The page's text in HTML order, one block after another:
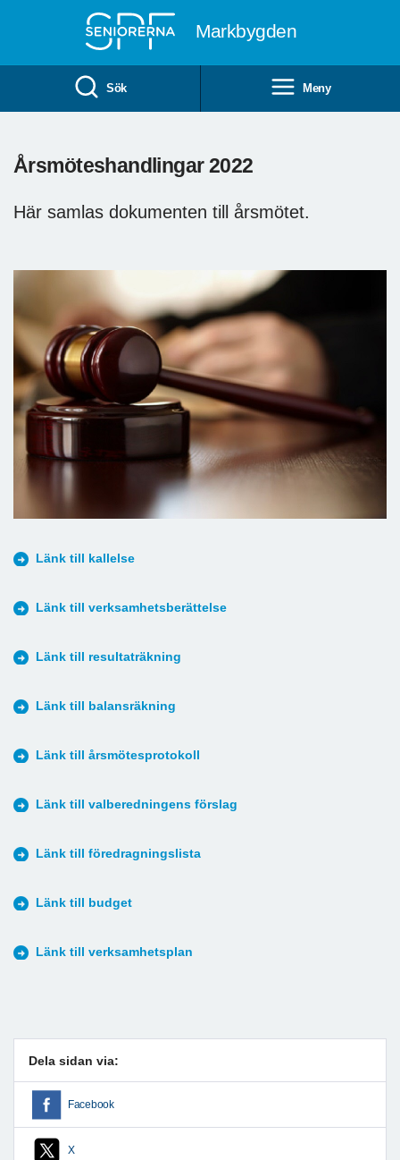
Markbygden
Sök Meny
Årsmöteshandlingar 2022
Här samlas dokumenten till årsmötet.
Länk till kallelse
Länk till verksamhetsberättelse
Länk till resultaträkning
Länk till balansräkning
Länk till årsmötesprotokoll
Länk till valberedningens förslag
Länk till föredragningslista
Länk till budget
Länk till verksamhetsplan
Dela sidan via:
Facebook
X